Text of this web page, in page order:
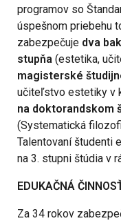
programov so
úspešnom priebehu
zabezpečuje dva
stupňa (estetika,
magisterské
učiteľstvo estetiky v
na doktorandskom
(Systematická
Talentovaní študenti
na 3. stupni štúdia v
EDUKAČNÁ
Za 34 rokov